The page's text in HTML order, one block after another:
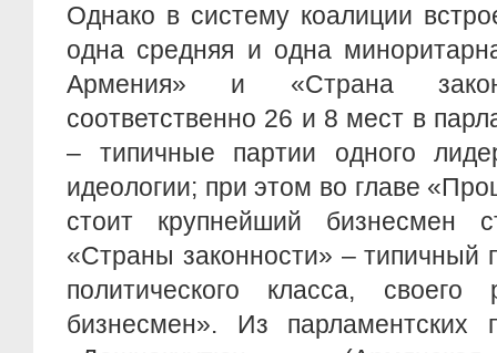
Однако в систему коалиции
одна средняя и одна
Армения» и «Страна
соответственно 26 и 8 мест в
– типичные партии одного
идеологии; при этом во главе
стоит крупнейший бизнесмен
«Страны законности» – типичный
политического класса, своего
бизнесмен». Из парламентских